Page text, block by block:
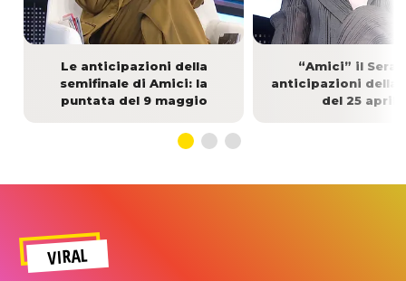
Le anticipazioni della
semifinale di Amici: la
puntata del 9 maggio
“Amici” il
anticipazioni della
del 25 aprile
VIRAL